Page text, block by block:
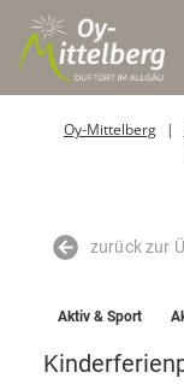
Oy-Mittelberg
zurück zur
Aktiv & Sport